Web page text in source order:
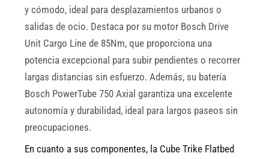
y cómodo, ideal para desplazamientos urbanos o
salidas de ocio. Destaca por su motor Bosch Drive
Unit Cargo Line de 85Nm, que proporciona una
potencia excepcional para subir pendientes o recorrer
largas distancias sin esfuerzo. Además, su batería
Bosch PowerTube 750 Axial garantiza una excelente
autonomía y durabilidad, ideal para largos paseos sin
preocupaciones.
En cuanto a sus componentes, la Cube Trike Flatbed